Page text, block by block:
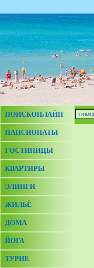
ПОИСКОНЛАЙН
ПАНСИОНАТЫ
ГОСТИНИЦЫ
КВАРТИРЫ
ЭЛИНГИ
ЖИЛЬЁ
ДОМА
ЙОГА
ТУРНЕ